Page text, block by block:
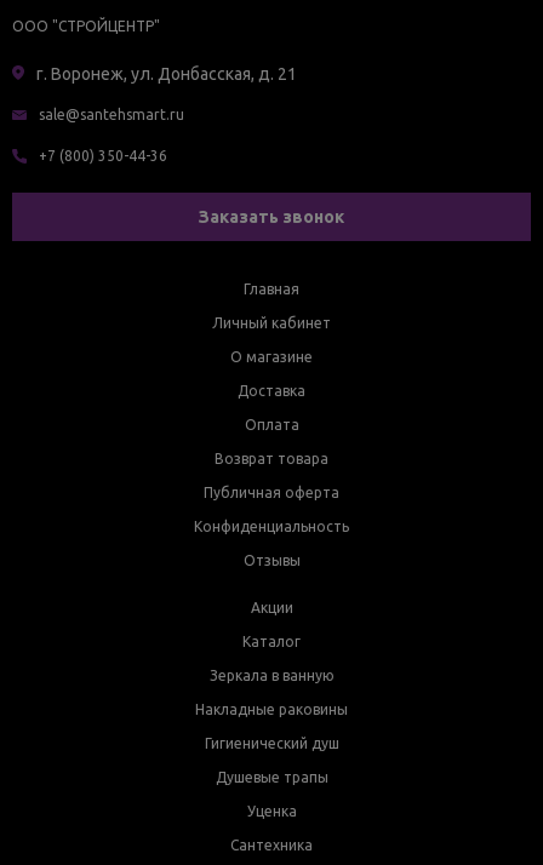
ООО "СТРОЙЦЕНТР"
г. Воронеж, ул. Донбасская, д. 21
sale@santehsmart.ru
+7 (800) 350-44-36
Заказать звонок
Главная
Личный кабинет
О магазине
Доставка
Оплата
Возврат товара
Публичная оферта
Конфиденциальность
Отзывы
Акции
Каталог
Зеркала в ванную
Накладные раковины
Гигиенический душ
Душевые трапы
Уценка
Сантехника